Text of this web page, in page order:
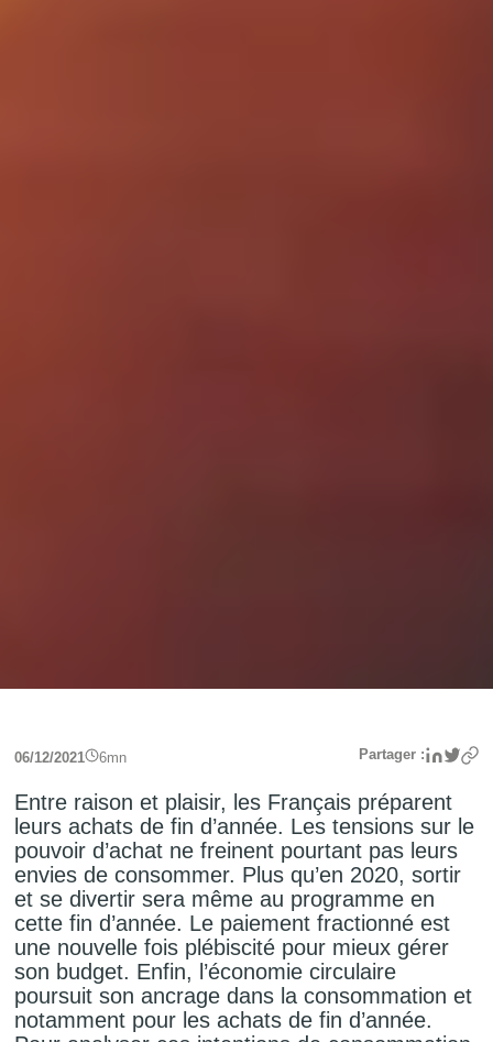
06/12/2021 6mn Partager :
Entre raison et plaisir, les Français préparent
leurs achats de fin d’année. Les tensions sur le
pouvoir d’achat ne freinent pourtant pas leurs
envies de consommer. Plus qu’en 2020, sortir
et se divertir sera même au programme en
cette fin d’année. Le paiement fractionné est
une nouvelle fois plébiscité pour mieux gérer
son budget. Enfin, l’économie circulaire
poursuit son ancrage dans la consommation et
notamment pour les achats de fin d’année.